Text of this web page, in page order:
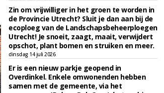
Zin om vrijwilliger in het groen te worden in
de Provincie Utrecht? Sluit je dan aan bij de
ecoploeg van de Landschapsbeheerploegen
Utrecht! Je snoeit, zaagt, maait, verwijdert
opschot, plant bomen en struiken en meer.
dinsdag 14 juli 2026
Er is een nieuw parkje geopend in
Overdinkel. Enkele omwonenden hebben
samen met de gemeente, via het